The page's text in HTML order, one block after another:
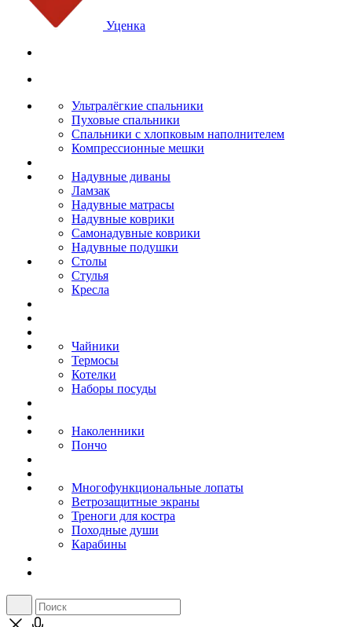
Уценка
Ультралёгкие спальники
Пуховые спальники
Спальники с хлопковым наполнителем
Компрессионные мешки
Надувные диваны
Ламзак
Надувные матрасы
Надувные коврики
Самонадувные коврики
Надувные подушки
Столы
Стулья
Кресла
Чайники
Термосы
Котелки
Наборы посуды
Наколенники
Пончо
Многофункциональные лопаты
Ветрозащитные экраны
Треноги для костра
Походные души
Карабины